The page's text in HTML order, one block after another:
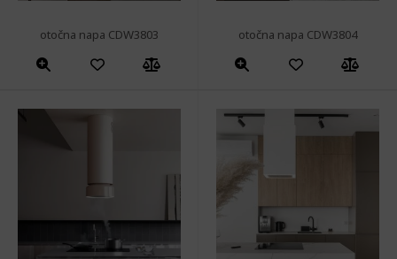
otočna napa CDW3803 otočna napa CDW3804